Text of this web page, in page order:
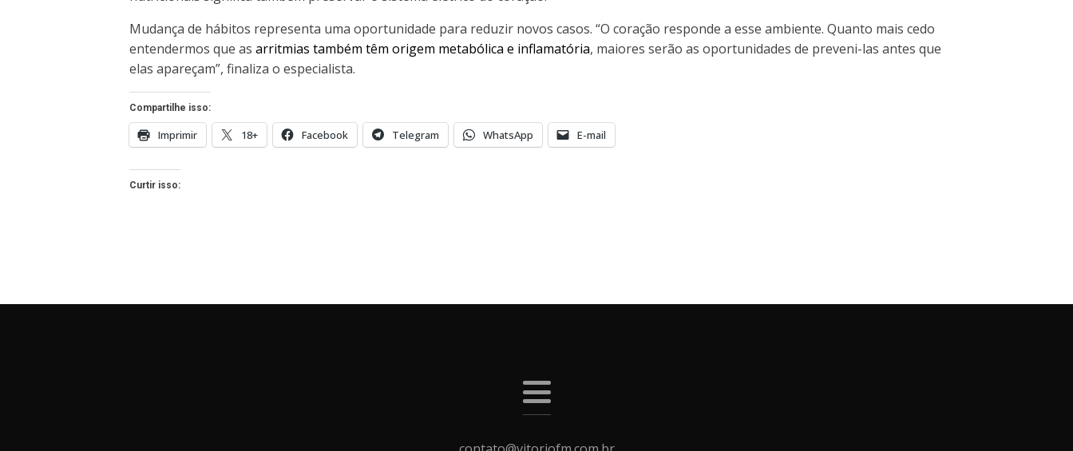
Mudança de hábitos representa uma oportunidade para reduzir novos casos. “O coração responde a esse ambiente. Quanto mais cedo
entendermos que as arritmias também têm origem metabólica e inflamatória, maiores serão as oportunidades de preveni-las antes que
elas apareçam”, finaliza o especialista.
Compartilhe isso:
Imprimir 18+ Facebook Telegram WhatsApp E-mail
Curtir isso: